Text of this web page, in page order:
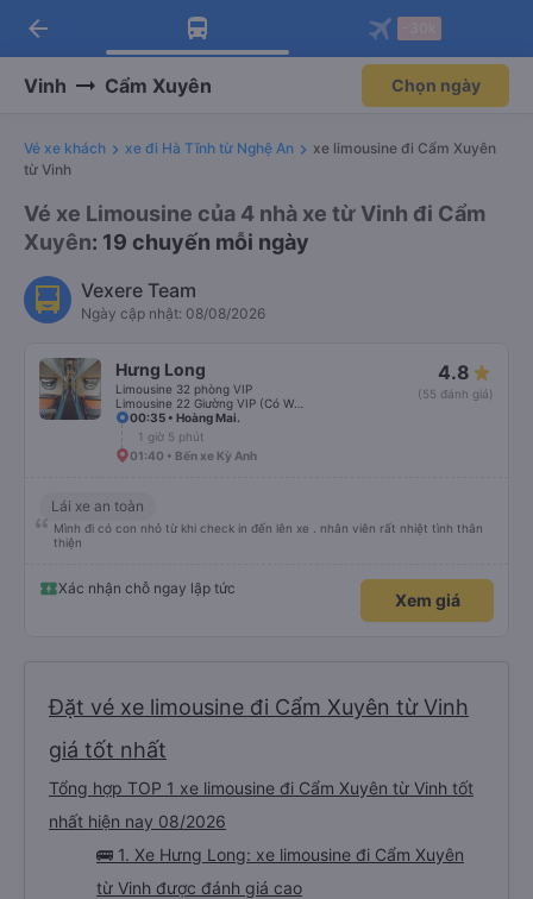
Tải app Vexere ngay!
Nhận ưu đãi thành viên độc
Mở app
Tải app Vexere
-30k/ghế khi đặt vé máy bay qua
Mở app
arrow_back
Vinh Cẩm Xuyên Chọn ngày
Vé xe khách xe đi Hà Tĩnh từ Nghệ An
xe limousine đi Cẩm Xuyên
từ Vinh
Vé xe Limousine của 4 nhà xe từ Vinh đi Cẩm
Xuyên: 19 chuyến mỗi ngày
Vexere Team
Ngày cập nhật: 08/08/2026
Hưng Long
Limousine 32 phòng VIP
4.8
(55 đánh giá)
00:35 • Hoàng Mai.
1 giờ 5 phút
01:40 • Bến xe Kỳ Anh
Lái xe an toàn
Mình đi có con nhỏ từ khi check in đến lên xe . nhân viên rất nhiệt tình thân
thiện
Xác nhận chỗ ngay lập tức
Xem giá
Đặt vé xe limousine đi Cẩm Xuyên từ Vinh
giá tốt nhất
Tổng hợp TOP 1 xe limousine đi Cẩm Xuyên từ Vinh tốt
nhất hiện nay 08/2026
🚌 1. Xe Hưng Long: xe limousine đi Cẩm Xuyên
từ Vinh được đánh giá cao